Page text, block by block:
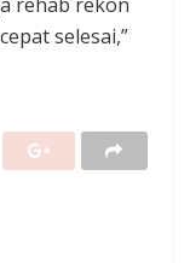
selesai,”